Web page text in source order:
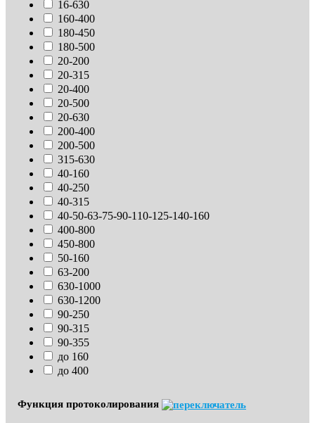
16-630
160-400
180-450
180-500
20-200
20-315
20-400
20-500
20-630
200-400
200-500
315-630
40-160
40-250
40-315
40-50-63-75-90-110-125-140-160
400-800
450-800
50-160
63-200
630-1000
630-1200
90-250
90-315
90-355
до 160
до 400
Функция протоколирования